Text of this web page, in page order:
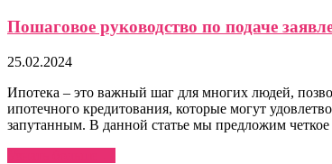
Пошаговое руководство по подаче
25.02.2024
Ипотека – это важный шаг для многих людей,
ипотечного кредитования, которые могут
запутанным. В данной статье мы предложим